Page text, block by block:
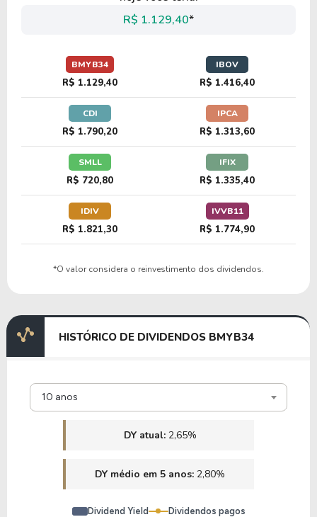
36,30 4,43%
4,85 103,39%
57,84 5,26 9,10% 0,00%
R$ 1.129,40*
BMYB34
R$ 1.129,40
IBOV
R$ 1.416,40
CDI
R$ 1.790,20
IPCA
R$ 1.313,60
SMLL
R$ 720,80
IFIX
R$ 1.335,40
IDIV
R$ 1.821,30
IVVB11
R$ 1.774,90
*O valor considera o reinvestimento dos dividendos.
HISTÓRICO DE DIVIDENDOS BMYB34
10 anos
DY atual: 2,65%
DY médio em 5 anos: 2,80%
Dividend Yield Dividendos pagos